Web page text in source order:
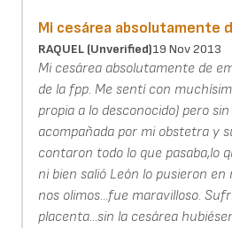
Mi cesárea absolutamente
RAQUEL (unverified)19 Nov 2013
Mi cesárea absolutamente de
de la fpp. Me sentí con
propia a lo desconocido) pero
acompañada por mi obstetra y
contaron todo lo que pasaba,lo
ni bien salió León lo pusieron en
nos olimos...fue maravilloso.
placenta...sin la cesárea